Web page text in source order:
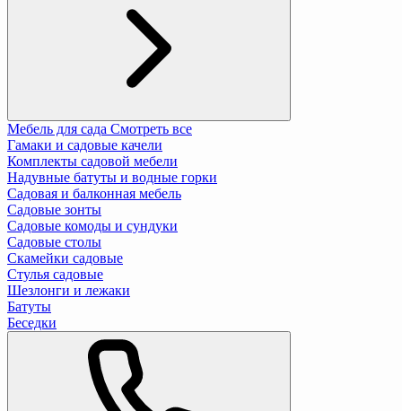
Мебель для сада Смотреть все
Гамаки и садовые качели
Комплекты садовой мебели
Надувные батуты и водные горки
Садовая и балконная мебель
Садовые зонты
Садовые комоды и сундуки
Садовые столы
Скамейки садовые
Стулья садовые
Шезлонги и лежаки
Батуты
Беседки